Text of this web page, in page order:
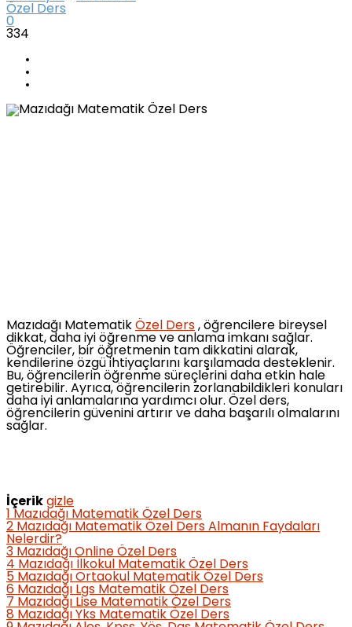
Özel Ders
0
334
Mazıdağı Matematik Özel Ders , öğrencilere bireysel
dikkat, daha iyi öğrenme ve anlama imkanı sağlar.
Öğrenciler, bir öğretmenin tam dikkatini alarak,
kendilerine özgü ihtiyaçlarını karşılamada desteklenir.
Bu, öğrencilerin öğrenme süreçlerini daha etkin hale
getirebilir. Ayrıca, öğrencilerin zorlanabildikleri konuları
daha iyi anlamalarına yardımcı olur. Özel ders,
öğrencilerin güvenini artırır ve daha başarılı olmalarını
sağlar.
İçerik gizle
Mazıdağı Matematik Özel Ders
2 Mazıdağı Matematik Özel Ders Almanın Faydaları
Nelerdir?
3 Mazıdağı Online Özel Ders
4 Mazıdağı İlkokul Matematik Özel Ders
5 Mazıdağı Ortaokul Matematik Özel Ders
6 Mazıdağı Lgs Matematik Özel Ders
7 Mazıdağı Lise Matematik Özel Ders
8 Mazıdağı Yks Matematik Özel Ders